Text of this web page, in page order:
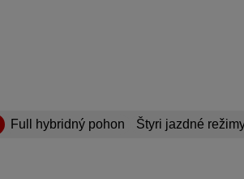
Full hybridný pohon Štyri jazdné